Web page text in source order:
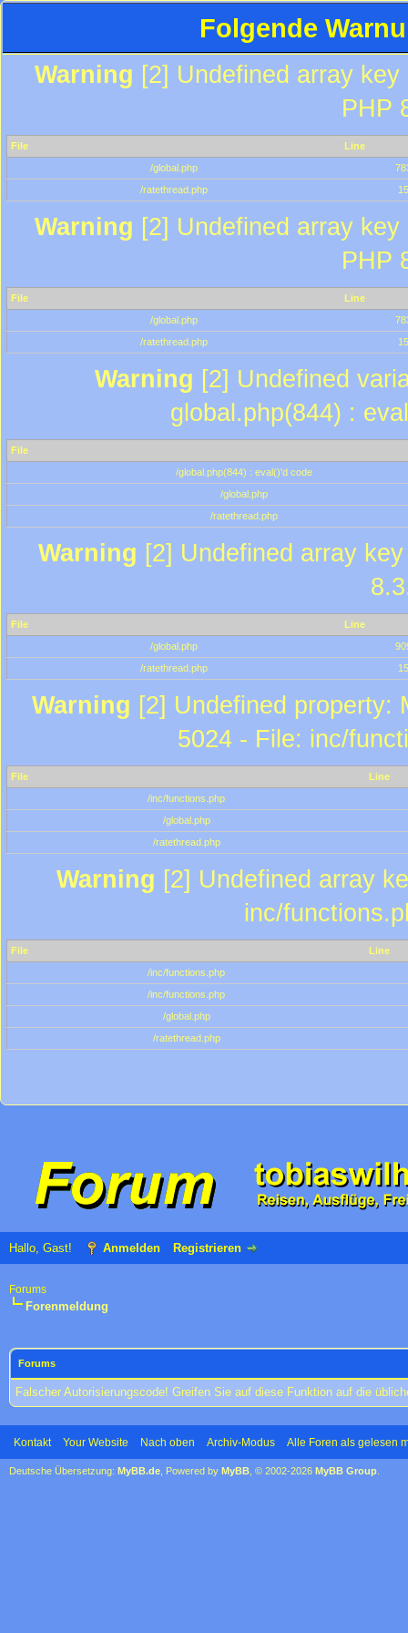
Folgende
Warning [2] Undefined array
PHP
File
Line
/global.php
/ratethread.php
15
Warning [2] Undefined array
PHP
File
Line
/global.php
/ratethread.php
15
Warning [2] Undefined
global.php(844) :
File
/global.php(844) : eval()'d code
/global.php
/ratethread.php
Warning [2] Undefined array
File
Line
/global.php
/ratethread.php
15
Warning [2] Undefined property:
5024 - File: inc/
File
Line
/inc/functions.php
/global.php
/ratethread.php
Warning [2] Undefined array
inc/
File
Line
/inc/functions.php
/inc/functions.php
/global.php
/ratethread.php
Hallo, Gast! Anmelden Registrieren
Forums
Forenmeldung
Forums
Falscher Autorisierungscode! Greifen Sie auf diese Funktion auf die
Kontakt Your Website Nach oben Archiv-Modus Alle Foren als gelesen
Deutsche Übersetzung: MyBB.de , Powered by MyBB , © 2002-2026 MyBB Group